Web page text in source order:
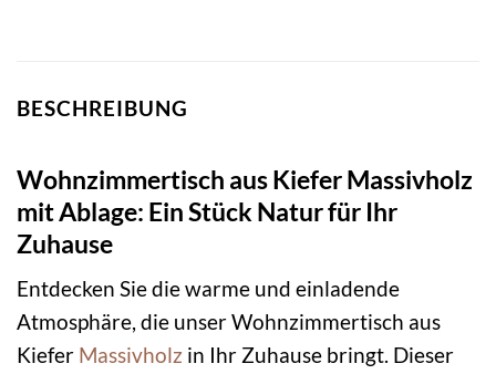
BESCHREIBUNG
Wohnzimmertisch aus Kiefer Massivholz
mit Ablage: Ein Stück Natur für Ihr
Zuhause
Entdecken Sie die warme und einladende
Atmosphäre, die unser Wohnzimmertisch aus
Kiefer Massivholz in Ihr Zuhause bringt. Dieser